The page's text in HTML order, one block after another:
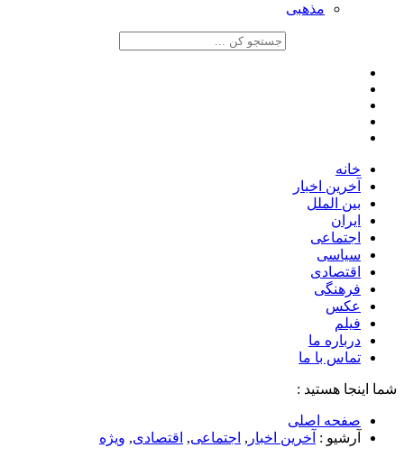
مذهبی
خانه
آخرین اخبار
بین الملل
ایران
اجتماعی
سیاسی
اقتصادی
فرهنگی
عکس
فیلم
درباره ما
تماس با ما
شما اینجا هستید :
صفحه اصلی
آرشیو : آخرین اخبار , اجتماعی, اقتصادی, ویژه